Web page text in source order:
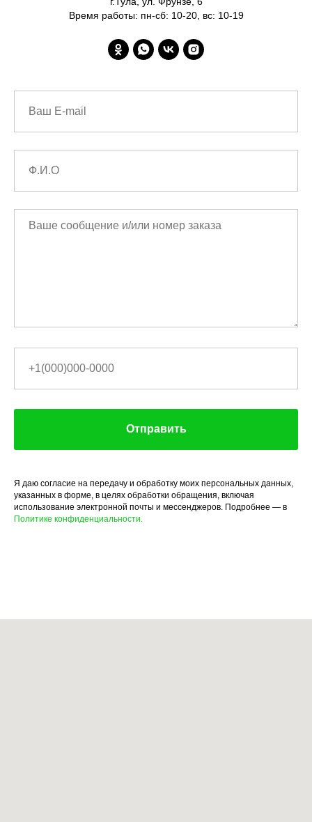
Время работы: пн-сб: 10-20, вс: 10-19
Отправить
Я даю согласие на передачу и обработку моих персональных данных,
указанных в форме, в целях обработки обращения, включая
использование электронной почты и мессенджеров. Подробнее — в
Политике конфиденциальности.